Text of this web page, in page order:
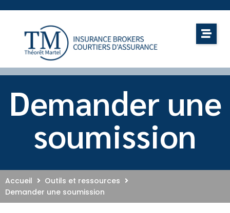
Demander une
soumission
Accueil
Outils et ressources
Demander une soumission